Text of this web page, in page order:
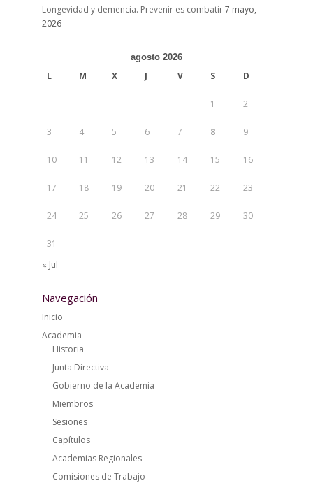
Longevidad y demencia. Prevenir es combatir7 mayo,
2026
agosto 2026
L M X J V S D
1 2
3 4 5 6 7 8 9
10 11 12 13 14 15 16
17 18 19 20 21 22 23
24 25 26 27 28 29 30
31
« Jul
Navegación
Inicio
Academia
Historia
Junta Directiva
Gobierno de la Academia
Miembros
Sesiones
Capítulos
Academias Regionales
Comisiones de Trabajo